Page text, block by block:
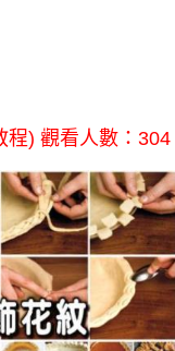
程) 觀看人數：304